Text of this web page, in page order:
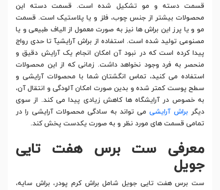
قسمت دسته و مو تشکیل شده است. قسمت دسته این
محصولات بیشتر از جنس چوب، فلز و یا پلاستیک است. قسمت
مو و یا پرز این براش ها نیز به صورت معمول از الیاف طبیعی و یا
مصنوعی تولید شده است. استفاده از براش آرایشیآ تا حدی رواج
پیدا کرده است که در نبود آن امکان انجام یک آرایش دقیق و
منحصر به فرد وجود نخواهد داشت. زمانی که از این محصولات
استفاده می کنید، تماس انگشتان شما با محصولات آرایشی و
سطح پوست کمتر شده و بدین صورت امکان آلودگی و انتقال آن،
به خصوص در آرایشگاه ها کاهش زیادی پیدا می کند. از سوی
دیگر براش آرایشیمی تواند به سادگی محصولات آرایشی را در
تمامی قسمت های مورد نظر و به صورت یکدست پخش کند.
معرفی ست برس هفت تایی
جویل
ست برس هفت تایی جویل شامل براش کرم پودر، براش سایه،